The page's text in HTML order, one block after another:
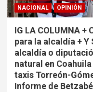
NACIONAL
OPINIÓN
IG LA COLUMNA +
para la alcaldía + Y
alcaldía o
natural en
taxis Torreón-
Informe de